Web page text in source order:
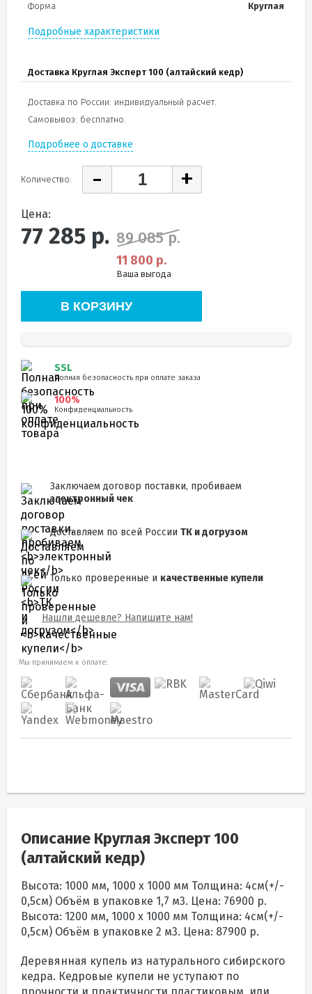
Форма Круглая
Подробные характеристики
Доставка Круглая Эксперт 100 (алтайский кедр)
Доставка по России: индивидуальный расчет.
Самовывоз: бесплатно.
Подробнее о доставке
Количество: - +
Цена:
77 285 р. 89 085 р.
11 800 р.
Ваша выгода
В КОРЗИНУ
SSL
Полная безопасность при оплате заказа
100%
Конфиденциальность
Заключаем договор поставки, пробиваем
электронный чек
Доставляем по всей России ТК и догрузом
Только проверенные и качественные купели
Нашли дешевле? Напишите нам!
Мы принимаем к оплате:
Описание Круглая Эксперт 100
(алтайский кедр)
Высота: 1000 мм, 1000 х 1000 мм Толщина: 4см(+/-
0,5см) Объём в упаковке 1,7 м3. Цена: 76900 р.
Высота: 1200 мм, 1000 х 1000 мм Толщина: 4см(+/-
0,5см) Объём в упаковке 2 м3. Цена: 87900 р.
Деревянная купель из натурального сибирского
кедра. Кедровые купели не уступают по